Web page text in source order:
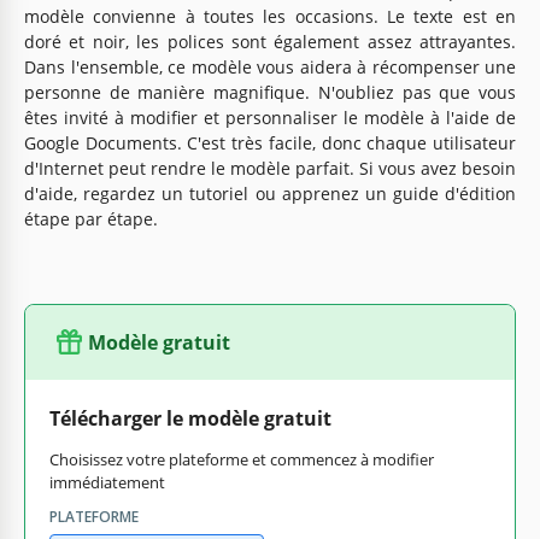
modèle convienne à toutes les occasions. Le texte est en
doré et noir, les polices sont également assez attrayantes.
Dans l'ensemble, ce modèle vous aidera à récompenser une
personne de manière magnifique. N'oubliez pas que vous
êtes invité à modifier et personnaliser le modèle à l'aide de
Google Documents. C'est très facile, donc chaque utilisateur
d'Internet peut rendre le modèle parfait. Si vous avez besoin
d'aide, regardez un tutoriel ou apprenez un guide d'édition
étape par étape.
Modèle gratuit
Télécharger le modèle gratuit
Choisissez votre plateforme et commencez à modifier
immédiatement
PLATEFORME